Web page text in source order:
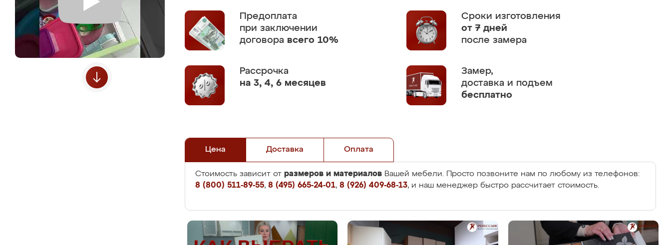
Предоплата
при заключении
договора всего 10%
Сроки изготовления
от 7 дней
после замера
Рассрочка
на 3, 4, 6 месяцев
Замер,
доставка и подъем
бесплатно
Цена Доставка Оплата
Стоимость зависит от размеров и материалов Вашей мебели. Просто позвоните нам по любому из телефонов:
8 (800) 511-89-55, 8 (495) 665-24-01, 8 (926) 409-68-13, и наш менеджер быстро рассчитает стоимость.